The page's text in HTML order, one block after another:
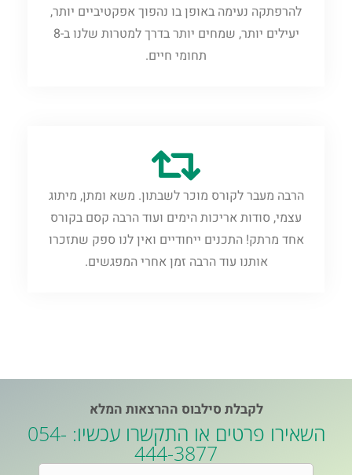
להרפתקה נעימה באופן בו נהפוך אפקטיביים יותר,
יעילים יותר, שמחים יותר בדרך למטרות שלנו ב-8
תחומי חיים.
הרבה מעבר לקורס מוכר לשבתון. משא ומתן, מיתוג
עצמי, סודות אריכות הימים ועוד הרבה קסם בקורס
אחד מרתק! התכנים ייחודיים ואין לנו ספק שתזכרו
אותנו עוד הרבה זמן אחרי המפגשים.
לקבלת סילבוס ההרצאות המלא
השאירו פרטים או התקשרו עכשיו: 054-
444-3877